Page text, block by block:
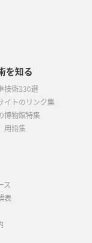
を知る
技術330選
イトのリンク集
博物館特集
用語集
ス
表